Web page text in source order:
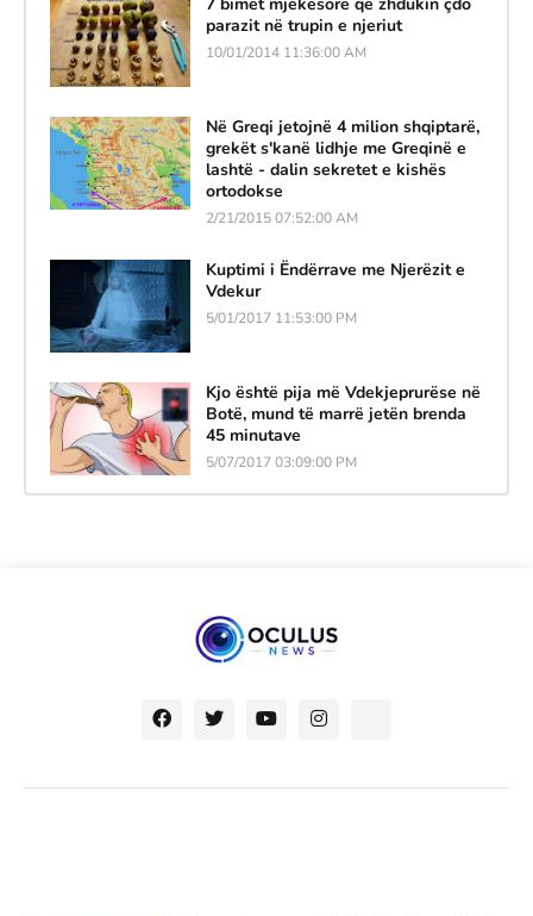
parazit në trupin e njeriut
10/01/2014 11:36:00 AM
Në Greqi jetojnë 4 milion shqiptarë,
grekët s'kanë lidhje me Greqinë e
lashtë - dalin sekretet e kishës
ortodokse
2/21/2015 07:52:00 AM
Kuptimi i Ëndërrave me Njerëzit e
Vdekur
5/01/2017 11:53:00 PM
Kjo është pija më Vdekjeprurëse në
Botë, mund të marrë jetën brenda
45 minutave
5/07/2017 03:09:00 PM